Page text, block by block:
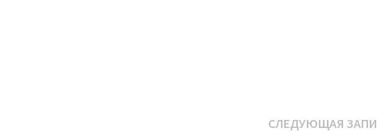
СЛЕДУЮЩАЯ